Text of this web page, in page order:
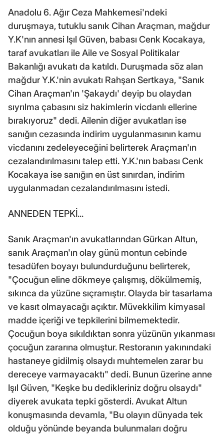
Anadolu 6. Ağır Ceza Mahkemesi'ndeki
duruşmaya, tutuklu sanık Cihan Araçman, mağdur
Y.K'nın annesi Işıl Güven, babası Cenk Kocakaya,
taraf avukatları ile Aile ve Sosyal Politikalar
Bakanlığı avukatı da katıldı. Duruşmada söz alan
mağdur Y.K.'nin avukatı Rahşan Sertkaya, "Sanık
Cihan Araçman'ın 'Şakaydı' deyip bu olaydan
sıyrılma çabasını siz hakimlerin vicdanlı ellerine
bırakıyoruz" dedi. Ailenin diğer avukatları ise
sanığın cezasında indirim uygulanmasının kamu
vicdanını zedeleyeceğini belirterek Araçman'ın
cezalandırılmasını talep etti. Y.K.'nın babası Cenk
Kocakaya ise sanığın en üst sınırdan, indirim
uygulanmadan cezalandırılmasını istedi.
ANNEDEN TEPKİ...
Sanık Araçman'ın avukatlarından Gürkan Altun,
sanık Araçman'ın olay günü montun cebinde
tesadüfen boyayı bulundurduğunu belirterek,
"Çocuğun eline dökmeye çalışmış, dökülmemiş,
sıkınca da yüzüne sıçramıştır. Olayda bir tasarlama
ve kasıt olmayacağı açıktır. Müvekkilim kimyasal
madde içeriği ve tepkilerini bilmemektedir.
Çocuğun boya sıkıldıktan sonra yüzünün yıkanması
çocuğun zararına olmuştur. Restoranın yakınındaki
hastaneye gidilmiş olsaydı muhtemelen zarar bu
dereceye varmayacaktı" dedi. Bunun üzerine anne
Işıl Güven, "Keşke bu dedikleriniz doğru olsaydı"
diyerek avukata tepki gösterdi. Avukat Altun
konuşmasında devamla, "Bu olayın dünyada tek
olduğu yönünde beyanda bulunmaları doğru